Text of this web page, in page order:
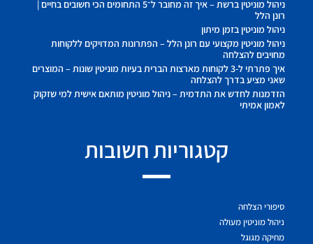
ניהול מוניטין ברשת – איך זה מחובר ל־5 התחומים הכי חשובים בחיים |
רונן הלל
ניהול מוניטין בזמן מיתון
ניהול מוניטין מקצועי עם רונן הלל – הפתרונות המדויקים ללקוחות
מחויבים להצלחה
איך פתרתי ל-3 לקוחות מארצות הברית בעיות מוניטין שונות – המוצרים
שאני מציע בדרך להצלחה
הזדמנות לחדש את התדמית – ניהול מוניטין מותאם אישית למי שזקוק
לאמון אמיתי
קטגוריות חשובות
סיפורי הצלחה
ניהול מוניטין מעולה
מחיקה מגוגל